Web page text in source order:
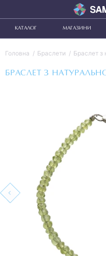
КАТАЛОГ МАГАЗИНИ
Головна Браслети Браслет з
БРАСЛЕТ З